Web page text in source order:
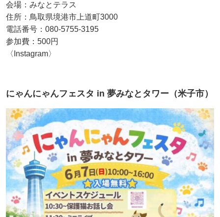
会場：みなとテラス
住所：鳥取県境港市上道町3000
電話番号：080-5755-3195
参加費：500円
〈Instagram〉
にゃんにゃんフェスタ in 夢みなとタワー（米子市）